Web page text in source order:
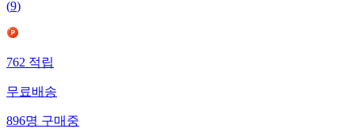
(9)
762적립
무료배송
896명구매중